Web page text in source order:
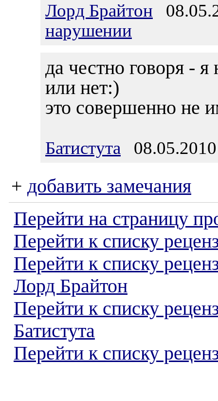
Лорд Брайтон
нарушении
да честно говоря -
или нет:)
это совершенно не
Батистута
+ добавить замечания
Перейти на страницу
Перейти к списку
Перейти к списку
Лорд Брайтон
Перейти к списку
Батистута
Перейти к списку